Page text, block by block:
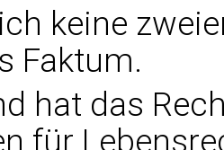
keine
Faktum.
hat das
für